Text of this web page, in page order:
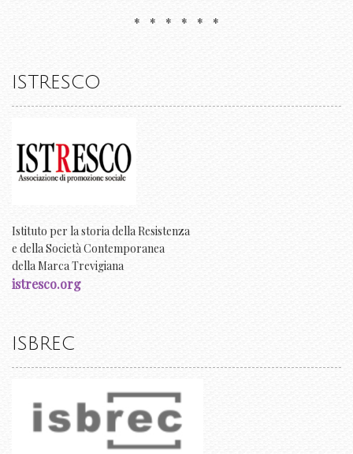
* * * * * *
ISTRESCO
Istituto per la storia della Resistenza
e della Società Contemporanea
della Marca Trevigiana
istresco.org
ISBREC